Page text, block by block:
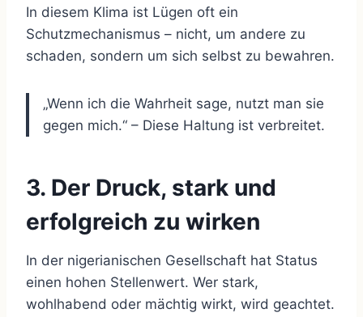
In diesem Klima ist Lügen oft ein
Schutzmechanismus – nicht, um andere zu
schaden, sondern um sich selbst zu bewahren.
„Wenn ich die Wahrheit sage, nutzt man sie
gegen mich.“ – Diese Haltung ist verbreitet.
3. Der Druck, stark und
erfolgreich zu wirken
In der nigerianischen Gesellschaft hat Status
einen hohen Stellenwert. Wer stark,
wohlhabend oder mächtig wirkt, wird geachtet.